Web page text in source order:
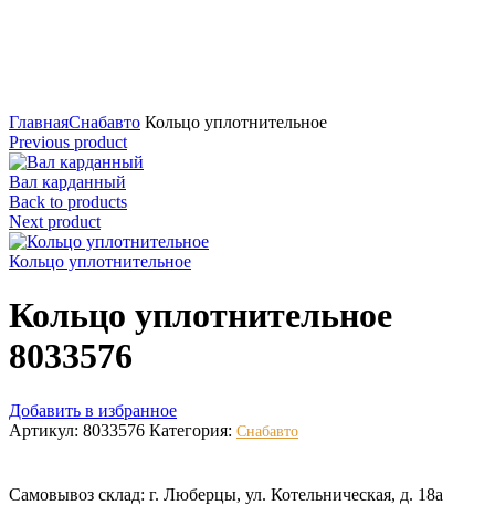
ГлавнаяСнабавто Кольцо уплотнительное
Previous product
Вал карданный
Back to products
Next product
Кольцо уплотнительное
Кольцо уплотнительное
8033576
Добавить в избранное
Артикул: 8033576 Категория: Снабавто
Самовывоз склад: г. Люберцы, ул. Котельническая, д. 18а